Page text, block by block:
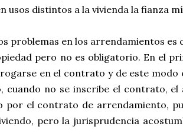
usos distintos a la vivienda la fianza
problemas en los arrendamientos es
pero no es obligatorio. En el
en el contrato y de este
cuando no se inscribe el contrato,
por el contrato de arrendamiento,
pero la jurisprudencia